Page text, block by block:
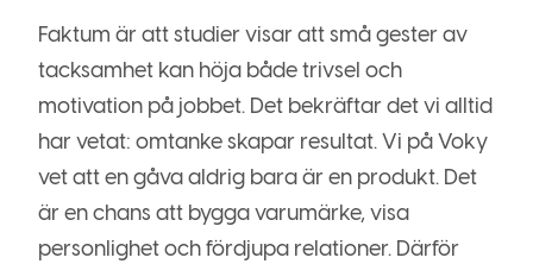
Faktum är att studier visar att små gester av
tacksamhet kan höja både trivsel och
motivation på jobbet. Det bekräftar det vi alltid
har vetat: omtanke skapar resultat. Vi på Voky
vet att en gåva aldrig bara är en produkt. Det
är en chans att bygga varumärke, visa
personlighet och fördjupa relationer. Därför